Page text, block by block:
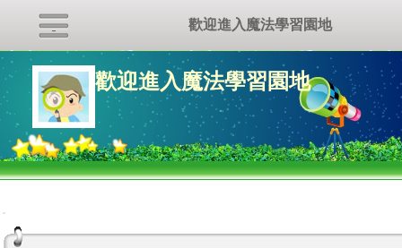
歡迎進入魔法學習園地
:::
歡迎進入魔法學習園地